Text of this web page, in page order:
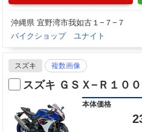
沖縄県 宜野湾市我如古１−７−７
バイクショップ ユナイト
スズキ 複数画像
スズキ ＧＳＸ−Ｒ１０
本体価格